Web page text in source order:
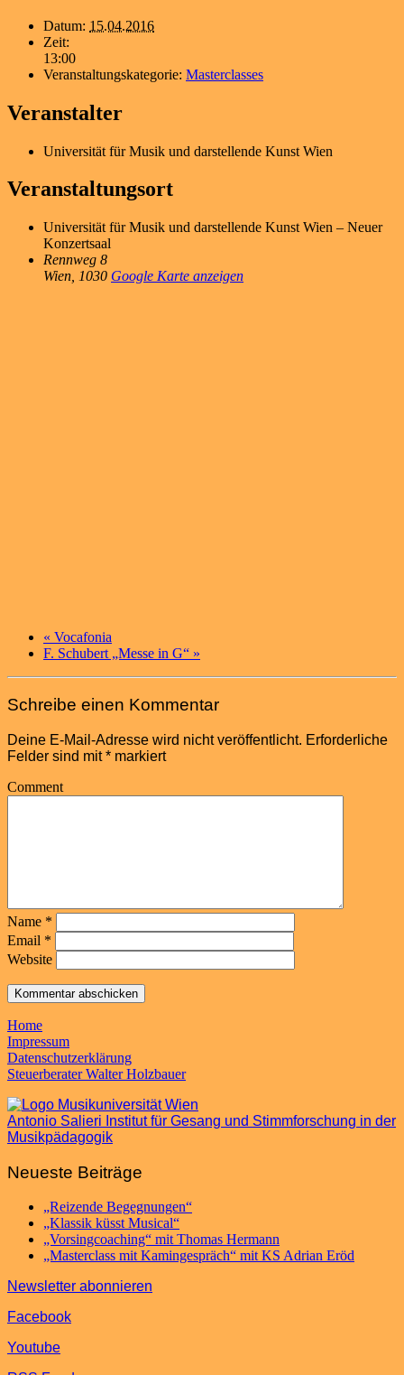
Datum: 15.04.2016
Zeit:
13:00
Veranstaltungskategorie: Masterclasses
Veranstalter
Universität für Musik und darstellende Kunst Wien
Veranstaltungsort
Universität für Musik und darstellende Kunst Wien – Neuer
Konzertsaal
Rennweg 8
Wien 1030 Google Karte anzeigen
« Vocafonia
F. Schubert „Messe in G“ »
Schreibe einen Kommentar
Deine E-Mail-Adresse wird nicht veröffentlicht. Erforderliche
Felder sind mit* markiert
Comment
Name *
Email *
Website
Home
Impressum
Datenschutzerklärung
Steuerberater Walter Holzbauer
Antonio Salieri Institut für Gesang und Stimmforschung in der
Musikpädagogik
Neueste Beiträge
„Reizende Begegnungen“
„Klassik küsst Musical“
„Vorsingcoaching“ mit Thomas Hermann
„Masterclass mit Kamingespräch“ mit KS Adrian Eröd
Newsletter abonnieren
Facebook
Youtube